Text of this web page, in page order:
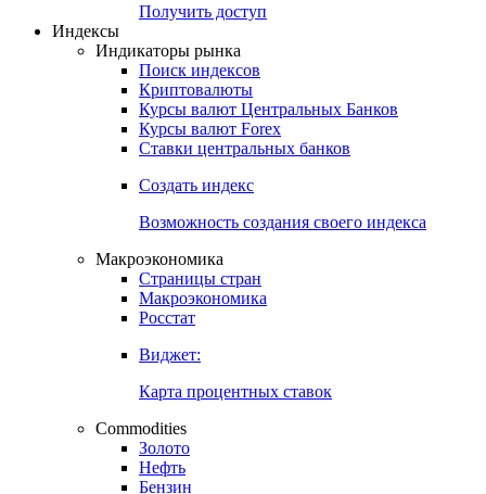
Попробуйте7-дневный
Откройте глобальную базу данных
Получить доступ
Индикаторы рынка
Поиск индексов
Курсы валют Центральных Банков
Ставки центральных банков
Создать индекс
Возможность создания своего индекса
Страницы стран
Росстат
Виджет:
Карта процентных ставок